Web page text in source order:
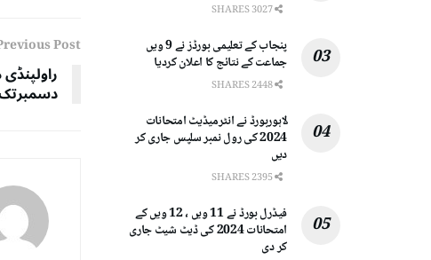
Post پنجاب کے تعلیمی بورڈز نے 9 ویں
جماعت کے نتائج کا اعلان کردیا
لاہوربورڈ نے انٹرمیڈیٹ امتحانات
2024 کی رول نمبر سلپس جاری کر
دیں
فیڈرل بورڈ نے 11 ویں ، 12 ویں کے
امتحانات 2024 کی ڈیٹ شیٹ جاری
کر دی